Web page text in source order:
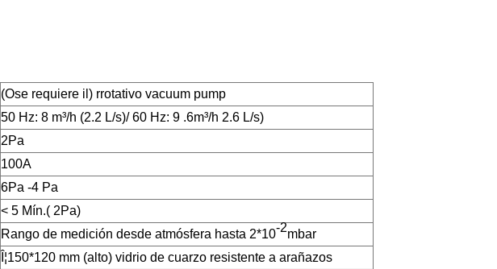
(Ose requiere il) rrotativo vacuum pump
50 Hz: 8 m³/h (2.2 L/s)/ 60 Hz: 9 .6m³/h 2.6L/s)
2Pa
100A
6Pa -4Pa
< 5Mín.( 2Pa)
Rango de medición desde atmósfera hasta 2*10-2mbar
Î¦150*120 mm (alto) vidrio de cuarzo resistente a arañazos